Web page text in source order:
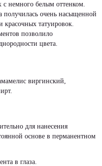
немного белым оттенком.
получилась очень насыщенной
красочных татуировок.
позволило
цвета.
виргинский,
для нанесения
основе в перманентном
в глаза.